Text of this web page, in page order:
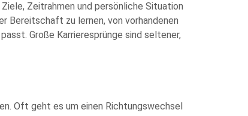
Zeitrahmen und persönliche Situation
Bereitschaft zu lernen, von vorhandenen
Große Karrieresprünge sind seltener,
Oft geht es um einen Richtungswechsel